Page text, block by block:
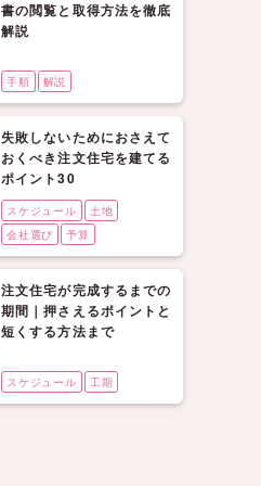
書の閲覧と取得方法を徹底
解説
手順 解説
失敗しないためにおさえて
おくべき注文住宅を建てる
ポイント30
スケジュール
土地
会社選び
予算
注文住宅が完成するまでの
期間｜押さえるポイントと
短くする方法まで
スケジュール 工期